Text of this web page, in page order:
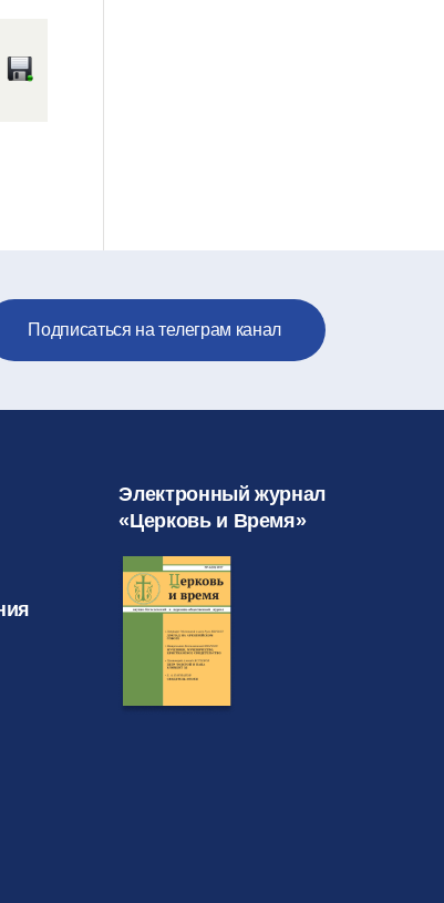
Подписаться на телеграм канал
Электронный журнал
«Церковь и Время»